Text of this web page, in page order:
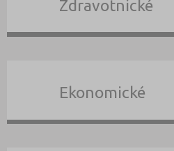
Zdravotnické
Ekonomické